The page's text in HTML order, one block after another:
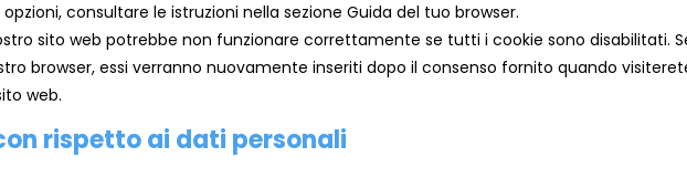
consultare le istruzioni nella sezione Guida del tuo browser.
sito web potrebbe non funzionare correttamente se tutti i cookie sono disabilitati.
browser, essi verranno nuovamente inseriti dopo il consenso fornito quando
web.
rispetto ai dati personali